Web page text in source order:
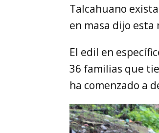
Talcahuano
en masa dijo esta
El edil en
36 familias que
ha comenzado a